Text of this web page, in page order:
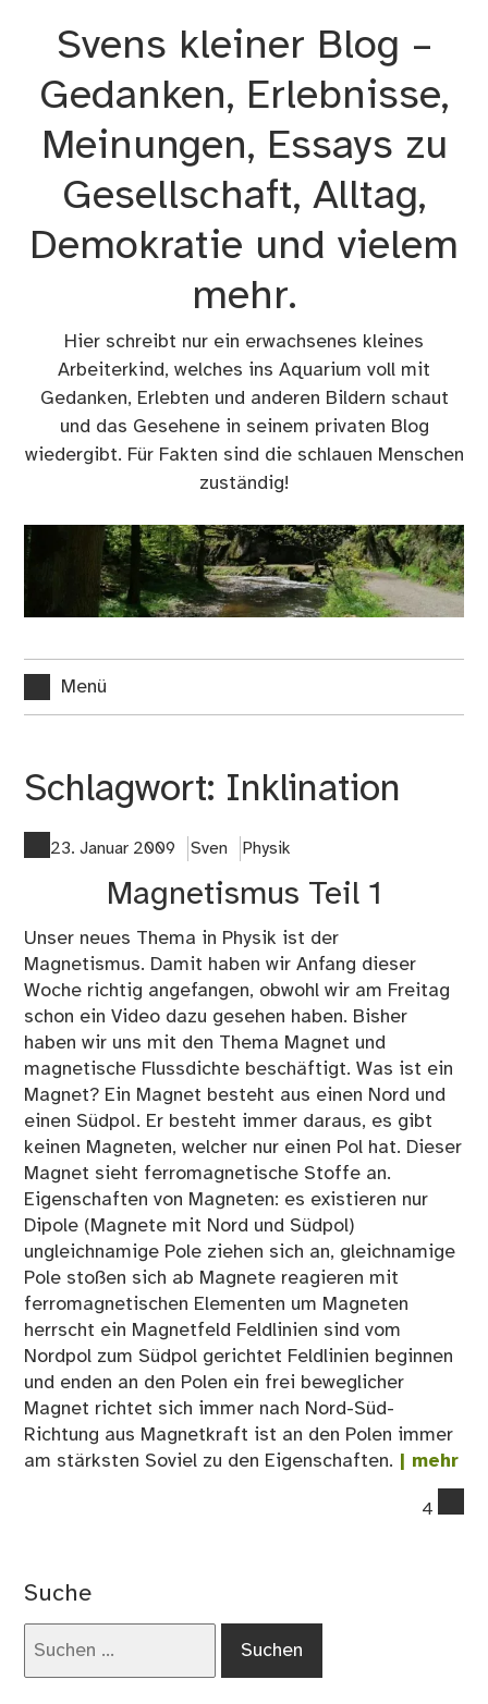
Svens kleiner Blog –
Gedanken, Erlebnisse,
Meinungen, Essays zu
Gesellschaft, Alltag,
Demokratie und vielem
mehr.
Hier schreibt nur ein erwachsenes kleines
Arbeiterkind, welches ins Aquarium voll mit
Gedanken, Erlebten und anderen Bildern schaut
und das Gesehene in seinem privaten Blog
wiedergibt. Für Fakten sind die schlauen Menschen
zuständig!
Menü
Schlagwort: Inklination
23. Januar 2009 Sven Physik
Magnetismus Teil 1
Unser neues Thema in Physik ist der
Magnetismus. Damit haben wir Anfang dieser
Woche richtig angefangen, obwohl wir am Freitag
schon ein Video dazu gesehen haben. Bisher
haben wir uns mit den Thema Magnet und
magnetische Flussdichte beschäftigt. Was ist ein
Magnet? Ein Magnet besteht aus einen Nord und
einen Südpol. Er besteht immer daraus, es gibt
keinen Magneten, welcher nur einen Pol hat. Dieser
Magnet sieht ferromagnetische Stoffe an.
Eigenschaften von Magneten: es existieren nur
Dipole (Magnete mit Nord und Südpol)
ungleichnamige Pole ziehen sich an, gleichnamige
Pole stoßen sich ab Magnete reagieren mit
ferromagnetischen Elementen um Magneten
herrscht ein Magnetfeld Feldlinien sind vom
Nordpol zum Südpol gerichtet Feldlinien beginnen
und enden an den Polen ein frei beweglicher
Magnet richtet sich immer nach Nord-Süd-
Richtung aus Magnetkraft ist an den Polen immer
am stärksten Soviel zu den Eigenschaften. | mehr
4
Suche